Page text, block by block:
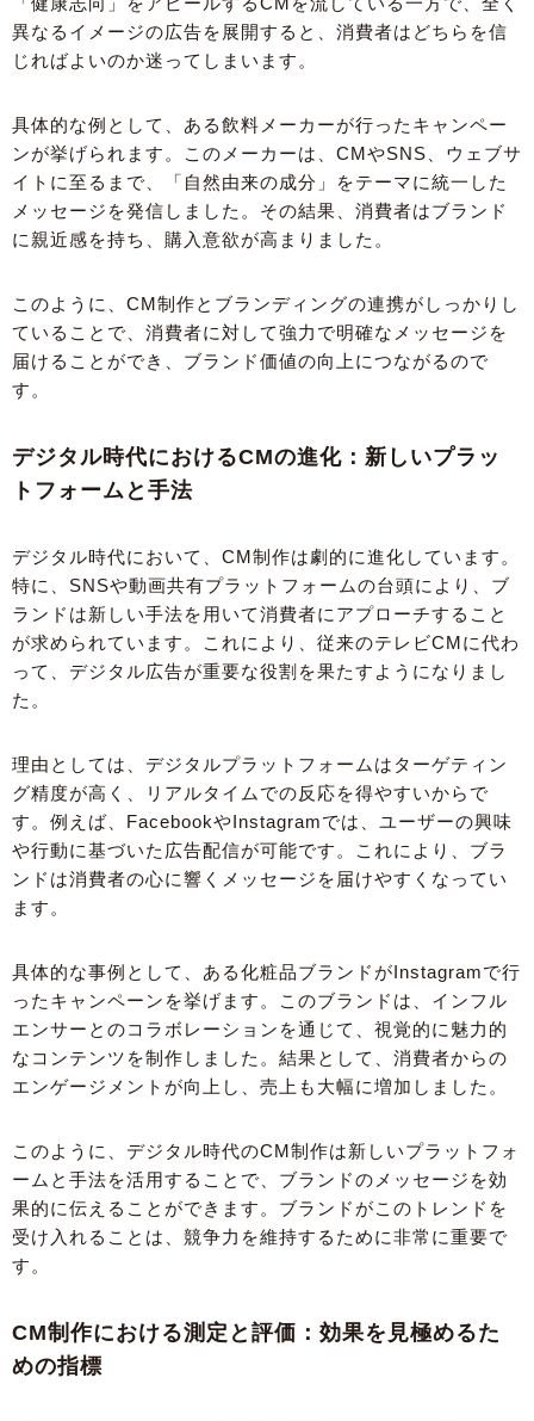
異なるイメージの広告を展開すると、消費者はどちらを信
じればよいのか迷ってしまいます。
具体的な例として、ある飲料メーカーが行ったキャンペー
ンが挙げられます。このメーカーは、CMやSNS、ウェブサ
イトに至るまで、「自然由来の成分」をテーマに統一した
メッセージを発信しました。その結果、消費者はブランド
に親近感を持ち、購入意欲が高まりました。
このように、CM制作とブランディングの連携がしっかりし
ていることで、消費者に対して強力で明確なメッセージを
届けることができ、ブランド価値の向上につながるので
す。
デジタル時代におけるCMの進化：新しいプラッ
トフォームと手法
デジタル時代において、CM制作は劇的に進化しています。
特に、SNSや動画共有プラットフォームの台頭により、ブ
ランドは新しい手法を用いて消費者にアプローチすること
が求められています。これにより、従来のテレビCMに代わ
って、デジタル広告が重要な役割を果たすようになりまし
た。
理由としては、デジタルプラットフォームはターゲティン
グ精度が高く、リアルタイムでの反応を得やすいからで
す。例えば、FacebookやInstagramでは、ユーザーの興味
や行動に基づいた広告配信が可能です。これにより、ブラ
ンドは消費者の心に響くメッセージを届けやすくなってい
ます。
具体的な事例として、ある化粧品ブランドがInstagramで行
ったキャンペーンを挙げます。このブランドは、インフル
エンサーとのコラボレーションを通じて、視覚的に魅力的
なコンテンツを制作しました。結果として、消費者からの
エンゲージメントが向上し、売上も大幅に増加しました。
このように、デジタル時代のCM制作は新しいプラットフォ
ームと手法を活用することで、ブランドのメッセージを効
果的に伝えることができます。ブランドがこのトレンドを
受け入れることは、競争力を維持するために非常に重要で
す。
CM制作における測定と評価：効果を見極めるた
めの指標